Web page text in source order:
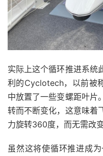
实际上这个循环推进系统
利的Cyclotech，以前被
中放置了一些变螺距叶片
转而不断变化，这意味着
力旋转360度，而无需改
虽然这将使循环推进成